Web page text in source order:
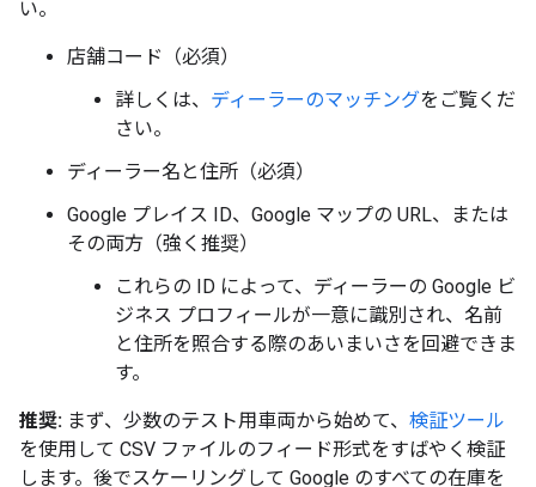
い。
店舗コード（必須）
詳しくは、 ディーラーのマッチングをご覧くだ
さい。
ディーラー名と住所（必須）
Google プレイス ID、Google マップの URL、または
その両方（強く推奨）
これらの ID によって、ディーラーの Google ビ
ジネス プロフィールが一意に識別され、名前
と住所を照合する際のあいまいさを回避できま
す。
推奨: まず、少数のテスト用車両から始めて、 検証ツール
を使用して CSV ファイルのフィード形式をすばやく検証
します。後でスケーリングして Google のすべての在庫を